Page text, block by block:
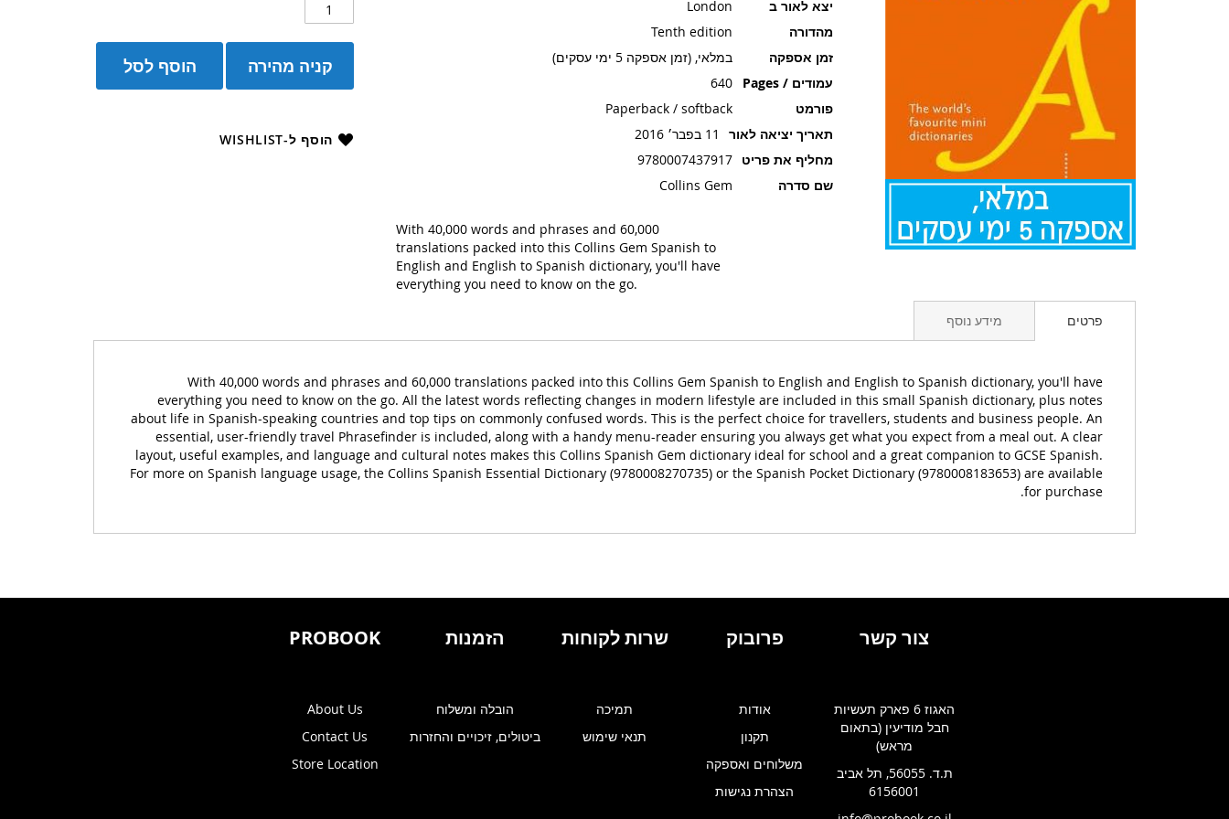
הוסף לסל קניה מהירה
הוסף ל-WISHLIST
יצא לאור ב
London
מהדורה
Tenth edition
זמן אספקה
במלאי, (זמן אספקה 5 ימי עסקים)
עמודים / Pages
640
פורמט
Paperback / softback
תאריך יציאה לאור
11 בפבר׳ 2016
מחליף את פריט 9780007437917
שם סדרה
Collins Gem
With 40,000 words and phrases and 60,000
translations packed into this Collins Gem Spanish to
English and English to Spanish dictionary, you'll have
everything you need to know on the go.
תמונות
פרטים
With 40,000 words and phrases and 60,000 translations packed into this Collins Gem Spanish to English and English to Spanish dictionary, you'll have
everything you need to know on the go. All the latest words reflecting changes in modern lifestyle are included in this small Spanish dictionary, plus notes
about life in Spanish-speaking countries and top tips on commonly confused words. This is the perfect choice for travellers, students and business people. An
essential, user-friendly travel Phrasefinder is included, along with a handy menu-reader ensuring you always get what you expect from a meal out. A clear
layout, useful examples, and language and cultural notes makes this Collins Spanish Gem dictionary ideal for school and a great companion to GCSE Spanish.
For more on Spanish language usage, the Collins Spanish Essential Dictionary (9780008270735) or the Spanish Pocket Dictionary (9780008183653) are available
for purchase.
מידע נוסף
צור קשר
האגוז 6 פארק תעשיות
חבל מודיעין (בתאום
מראש)
ת.ד. 56055, תל אביב
6156001
פרובוק
אודות
תקנון
משלוחים ואספקה
הצהרת נגישות
שרות לקוחות
תמיכה
תנאי שימוש
הזמנות
הובלה ומשלוח
ביטולים, זיכויים והחזרות
PROBOOK
About Us
Contact Us
Store Location